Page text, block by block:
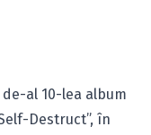
al 10-lea album
Destruct”, în